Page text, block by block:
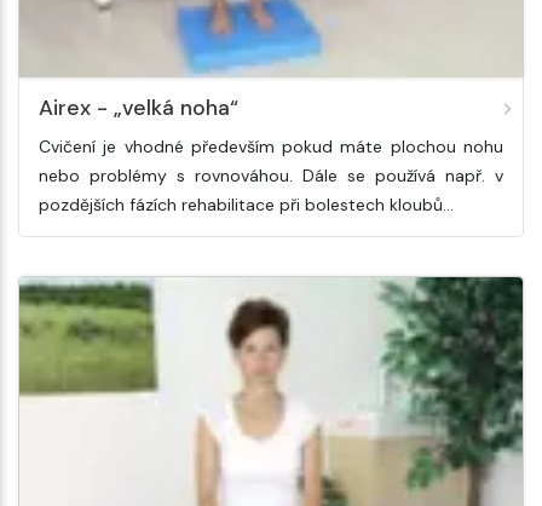
Airex - „velká noha“
Cvičení je vhodné především pokud máte plochou nohu
nebo problémy s rovnováhou. Dále se používá např. v
pozdějších fázích rehabilitace při bolestech kloubů…